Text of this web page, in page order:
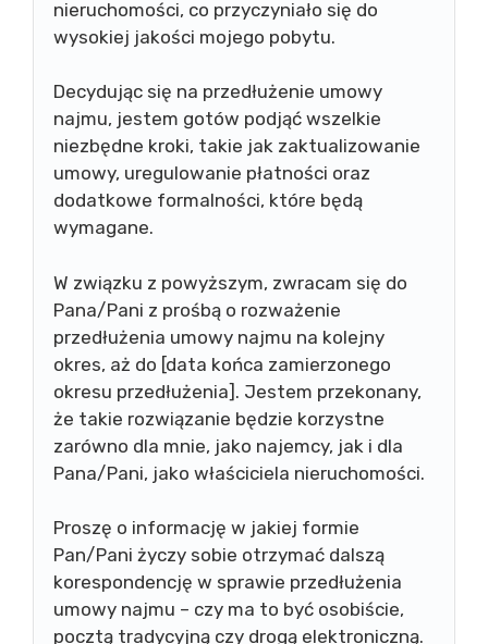
nieruchomości, co przyczyniało się do
wysokiej jakości mojego pobytu.
Decydując się na przedłużenie umowy
najmu, jestem gotów podjąć wszelkie
niezbędne kroki, takie jak zaktualizowanie
umowy, uregulowanie płatności oraz
dodatkowe formalności, które będą
wymagane.
W związku z powyższym, zwracam się do
Pana/Pani z prośbą o rozważenie
przedłużenia umowy najmu na kolejny
okres, aż do [data końca zamierzonego
okresu przedłużenia]. Jestem przekonany,
że takie rozwiązanie będzie korzystne
zarówno dla mnie, jako najemcy, jak i dla
Pana/Pani, jako właściciela nieruchomości.
Proszę o informację w jakiej formie
Pan/Pani życzy sobie otrzymać dalszą
korespondencję w sprawie przedłużenia
umowy najmu – czy ma to być osobiście,
pocztą tradycyjną czy drogą elektroniczną.